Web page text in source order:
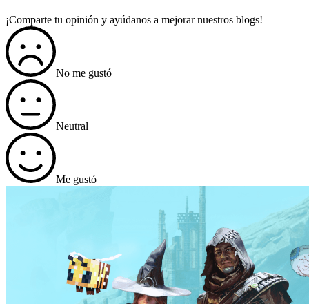
¡Comparte tu opinión y ayúdanos a mejorar nuestros blogs!
No me gustó
Neutral
Me gustó